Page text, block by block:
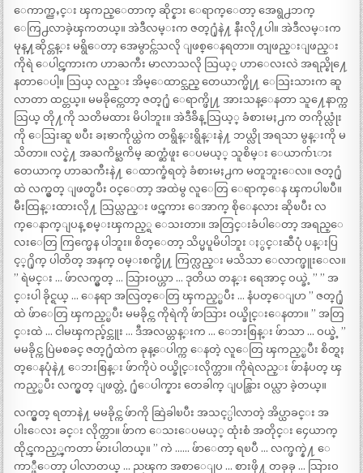
ေကာက္ညႇင္း ၾကည္ေတာက္ ဆိုင္နား ေရာက္ေတာ့ အေရွ႕ဘက္
ေကြ႕လာခဲ့ၾကတယ္။ အဲဒီလမ္းက ဇတ္႐ုံနဲ႔ နီးလို႔ပါ။ အဲဒီလမ္းက
မုန္႔ဆိုင္တန္း မရွိေတာ့ အေမွာင္က်သလို ျဖစ္ေနရတာ။ တျဖည္းျဖည္း
ကိုရဲ ေပါင္ၾကားက ဟာႀကီး မာလာသလို သြယ့္ ဟာေလးလဲ အရည္စို႔ေ
နတာေပါ့။ သြယ္ လည္း အိမ္ေထာင္သည္ တေယာက္မို႔ ေသြးသားက ဆူ
လာတာ ထင္တယ္။ မမခိုင္ကေတာ့ ဇတ္႐ုံ ေရာက္ဖို႔ အားသန္ေနတာ သူ႔ေနာက္က
သြယ္ တို႔ကို သတိမထား မိပါဘူး။ အဲဒီခ်ိန္ သြယ့္ ခံစားမႈ႕က တကိုယ္လုံး
ကို ေသြးဆူ ၿပီး ခႏၶာကိုယ္ထဲက တရွိန္းရွိန္းနဲ႔ ဘယ္လို အရသာ မွန္းကို မ
သိတာ။ လင္နဲ႔ အႀကိမ္ႀကိမ္ ဆက္ဆံဖူး ေပမယ့္ သူစိမ္း ေယာက်ၤား
တေယာက္ ဟာႀကီးနဲ႔ ေထာက္ခံရတဲ့ ခံစားမႈ႕က မတူဘူးေလ။ ဇတ္႐ုံ
ထဲ လက္မွတ္ ျဖတ္ၿပီး ဝင္ေတာ့ အထဲမွ လူေတြ ေရာက္ေန ၾကပါၿပီ။
မီးထြန္းထားလို႔ သြယ္လည္း ဖင္ၾကား ေအာက္ စိုေနလား ဆိုၿပီး လ
က္ေနာက္ျပန္ စမ္းၾကည့္ရ ေသးတာ။ အတြင္းခံပါေတာ့ အရည္ေ
လးေတြ ကြက္မေန ပါဘူး။ စိတ္ေတာ့ သိပ္မပူမိပါဘူး ႏွင္းဆီပုံ ပန္းပြ
င့္႐ိုက္ ပါတိတ္ အနက္ ဝမ္းစက္မို႔ ကြက္လည္း မသိသာ ေလာက္ဖူးေလ။
” ရဲမင္း … ဖ်ာလက္မွတ္ … သြားဝယ္ဟာ … ဒုတိယ တန္း ရေအာင္ ဝယ္ခဲ့ ” ” အ
င္းပါ ခိုင္ရယ္ … ေနရာ အလြတ္ေတြ ၾကည့္ၿပီး … နံပတ္ေျပာ ” ဇတ္႐ုံ
ထဲ ဖ်ာေတြ ၾကည့္ၿပီး မမခိုင္က ကိုရဲကို ဖ်ာသြား ဝယ္ခိုင္းေနတာ။ ” အတြ
င္းထဲ … ငါမၾကည္ခ်င္ဘူး … ဒီအလယ္တန္းက … ေဘးစြန္း ဖ်ာသာ … ဝယ္ခဲ့ ”
မမခိုင္က ပြဲမစခင္ ဇတ္႐ုံထဲက ခုန္ေပါက္က ေနတဲ့ လူေတြ ၾကည့္ၿပီး စိတ္ရႈ
တ္ေနပုံနဲ႔ ေဘးစြန္း ဖ်ာကိုပဲ ဝယ္ခိုင္းလိုက္တာ။ ကိုရဲလည္း ဖ်ာနံပတ္ ၾ
ကည့္ၿပီး လက္မွတ္ ျဖတ္တဲ့ ႐ုံေပါက္နား တေခါက္ ျပန္သြား ဝယ္လာ ခဲ့တယ္။
လက္မွတ္ ရတာနဲ႔ မမခိုင္က ဖ်ာကို ဆြဲခါၿပီး အသင့္ပါလာတဲ့ အိပ္ယာခင္း အ
ပါးေလး ခင္း လိုက္တာ။ ဖ်ာက ေသးေပမယ့္ ထုံးစံ အတိုင္း ၄ေယာက္
ထိုင္ၾကည့္ၾကတာ မ်ားပါတယ္။ ” ကဲ …… ဖ်ာေတာ့ ရၿပီ … လက္ဖက္နဲ႔ ေ
ကာ္ဖီေတာ့ ပါလာတယ္ … ညၾက အစာေျပ … စားဖို႔ တခုခု … သြားဝ